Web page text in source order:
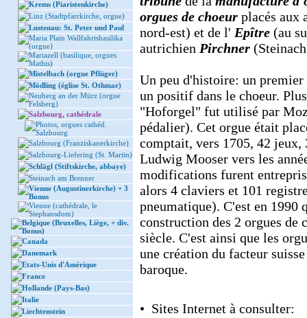
Krems (Piaristenkirche)
Linz (Stadtpfarrkirche, orgue)
Lustenau: St. Peter und Paul
Maria Plain Wallfahrtsbasilika
(orgue)
Mariazell (basilique, orgues
Mathis)
Mistelbach (orgue Pflüger)
Mödling (église St. Othmar)
Neuberg an der Mürz (orgue
Felsberg)
Salzbourg, cathédrale
Photos, orgues cathéd.
Salzbourg
Salzbourg (Franziskanerkirche)
Salzbourg-Liefering (St. Martin)
Schlägl (Stiftskirche, abbaye)
Steinach am Brenner
Vienne (Augustinerkirche) + 3
Bonus
Vienne (cathédrale, le
Stephansdom)
Belgique (Bruxelles, Liège, + div.
Bonus)
Canada
Danemark
Etats-Unis d'Amérique
France
Hollande (Pays-Bas)
Italie
Liechtenstein
orgues de choeur placés aux
nord-est) et de l' Epître (au
autrichien Pirchner
Un peu d'histoire: un
un positif dans le choeur.
"Hoforgel" fut utilisé par
pédalier). Cet orgue était
comptait, vers 1705, 42
Ludwig Mooser vers les
modifications furent
alors 4 claviers et 101
pneumatique). C'est en 1990
construction des 2 orgues de
siècle. C'est ainsi que les
une création du facteur
baroque.
• Sites Internet à consulter: